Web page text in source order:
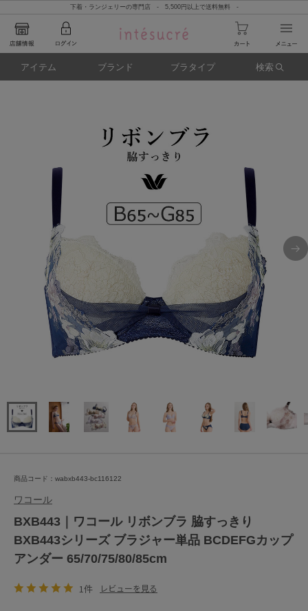
下着・ランジェリーの専門店 - 5,500円以上で送料無料 -
アイテム ブランド ブラタイプ 検索
商品コード：wabxb443-bc116122
ワコール
BXB443｜ワコール リボンブラ 脇すっきり
BXB443シリーズ ブラジャー単品 BCDEFGカップ
アンダー 65/70/75/80/85cm
1件 レビューを見る